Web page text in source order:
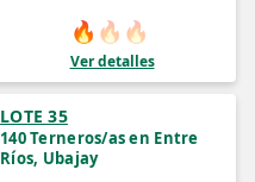
🔥 🔥 🔥
Ver detalles
LOTE 35
140 Terneros/as en Entre
Ríos, Ubajay